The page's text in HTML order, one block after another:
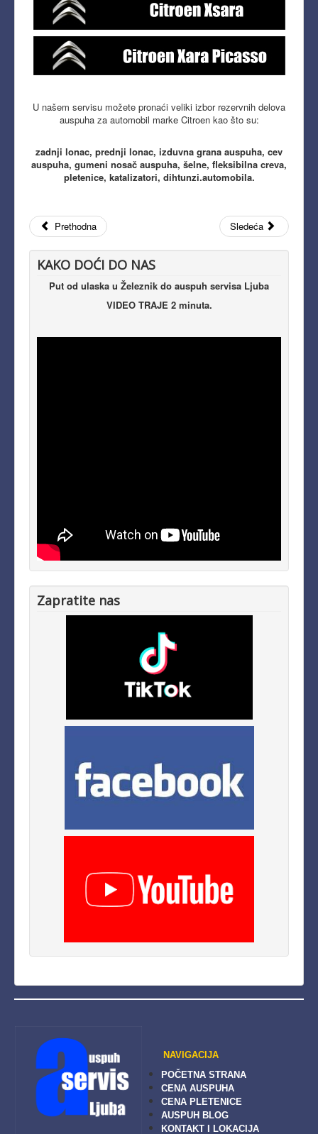
U našem servisu možete pronaći veliki izbor rezervnih delova
auspuha za automobil marke Citroen kao što su:
zadnji lonac, prednji lonac, izduvna grana auspuha, cev
auspuha, gumeni nosač auspuha, šelne, fleksibilna creva,
pletenice, katalizatori, dihtunzi.automobila.
Prethodna Sledeća
KAKO DOĆI DO NAS
Put od ulaska u Železnik do auspuh servisa Ljuba
VIDEO TRAJE 2 minuta.
Zapratite nas
NAVIGACIJA
POČETNA STRANA
CENA AUSPUHA
CENA PLETENICE
AUSPUH BLOG
KONTAKT I LOKACIJA